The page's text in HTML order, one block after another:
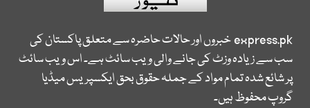
express.pkخبروں اور حالات حاضرہ سے متعلق پاکستان کی
سب سے زیادہ وزٹ کی جانے والی ویب سائٹ ہے۔ اس ویب سائٹ
پر شائع شدہ تمام مواد کے جملہ حقوق بحق ایکسپریس میڈیا
گروپ محفوظ ہیں۔